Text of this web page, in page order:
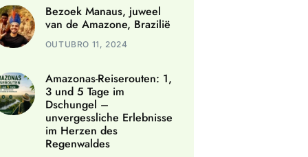
Bezoek Manaus, juweel
van de Amazone, Brazilië
OUTUBRO 11, 2024
Amazonas-Reiserouten: 1,
3 und 5 Tage im
Dschungel –
unvergessliche Erlebnisse
im Herzen des
Regenwaldes